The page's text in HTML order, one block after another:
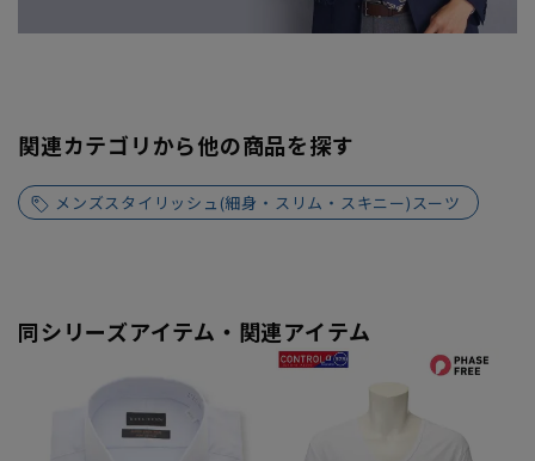
関連カテゴリから他の商品を探す
メンズスタイリッシュ(細身・スリム・スキニー)スーツ
同シリーズアイテム・関連アイテム